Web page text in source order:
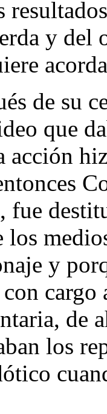
y del
de su
que
acción
los
y
cargo
de
los